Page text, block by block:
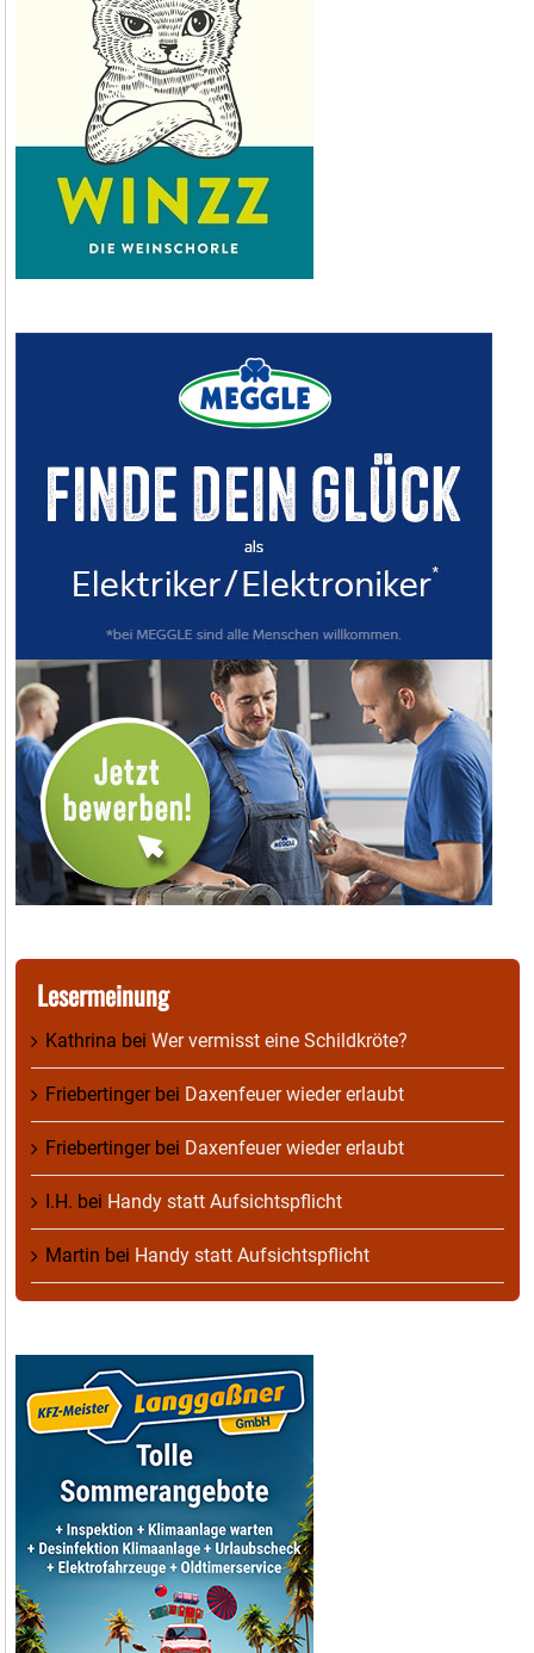
Lesermeinung
Kathrina bei Wer vermisst eine Schildkröte?
Friebertingerbei Daxenfeuer wieder erlaubt
Friebertingerbei Daxenfeuer wieder erlaubt
I.H. bei Handy statt Aufsichtspflicht
Martin bei Handy statt Aufsichtspflicht